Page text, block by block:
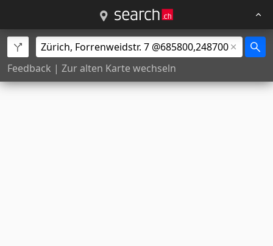
Feedback | Zur alten Karte wechseln